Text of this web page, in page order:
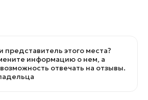
этого места?
информацию о нем, а
отвечать на отзывы.